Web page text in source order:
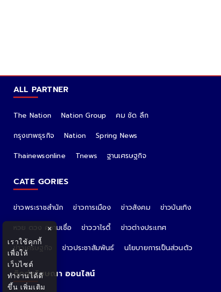
ALL PARTNER
The Nation Nation Group
คม ชัด ลึก
กรุงเทพธุรกิจ
Nation
Spring News
Thainewsonline
Tnews ฐานเศรษฐกิจ
CATE GORIES
ข่าวพระราชสำนัก ข่าวการเมือง ข่าวสังคม
ข่าวบันเทิง
หวย ดวง ความเชื่อ
ข่าววาไรตี้
ข่าวต่างประเทศ
ข่าวเศรษฐกิจ
ข่าวประชาสัมพันธ์ นโยบายการเป็นส่วนตัว
ติดต่อโฆษณา ออนไลน์
×
เราใช้คุกกี้
เพื่อให้
เว็บไซต์
ทำงานได้ดี
ขึ้น เพิ่มเติม